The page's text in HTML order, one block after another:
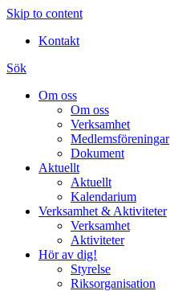
Skip to content
Kontakt
Sök
Om oss
Om oss
Verksamhet
Medlemsföreningar
Dokument
Aktuellt
Aktuellt
Kalendarium
Verksamhet & Aktiviteter
Verksamhet
Aktiviteter
Hör av dig!
Styrelse
Riksorganisation